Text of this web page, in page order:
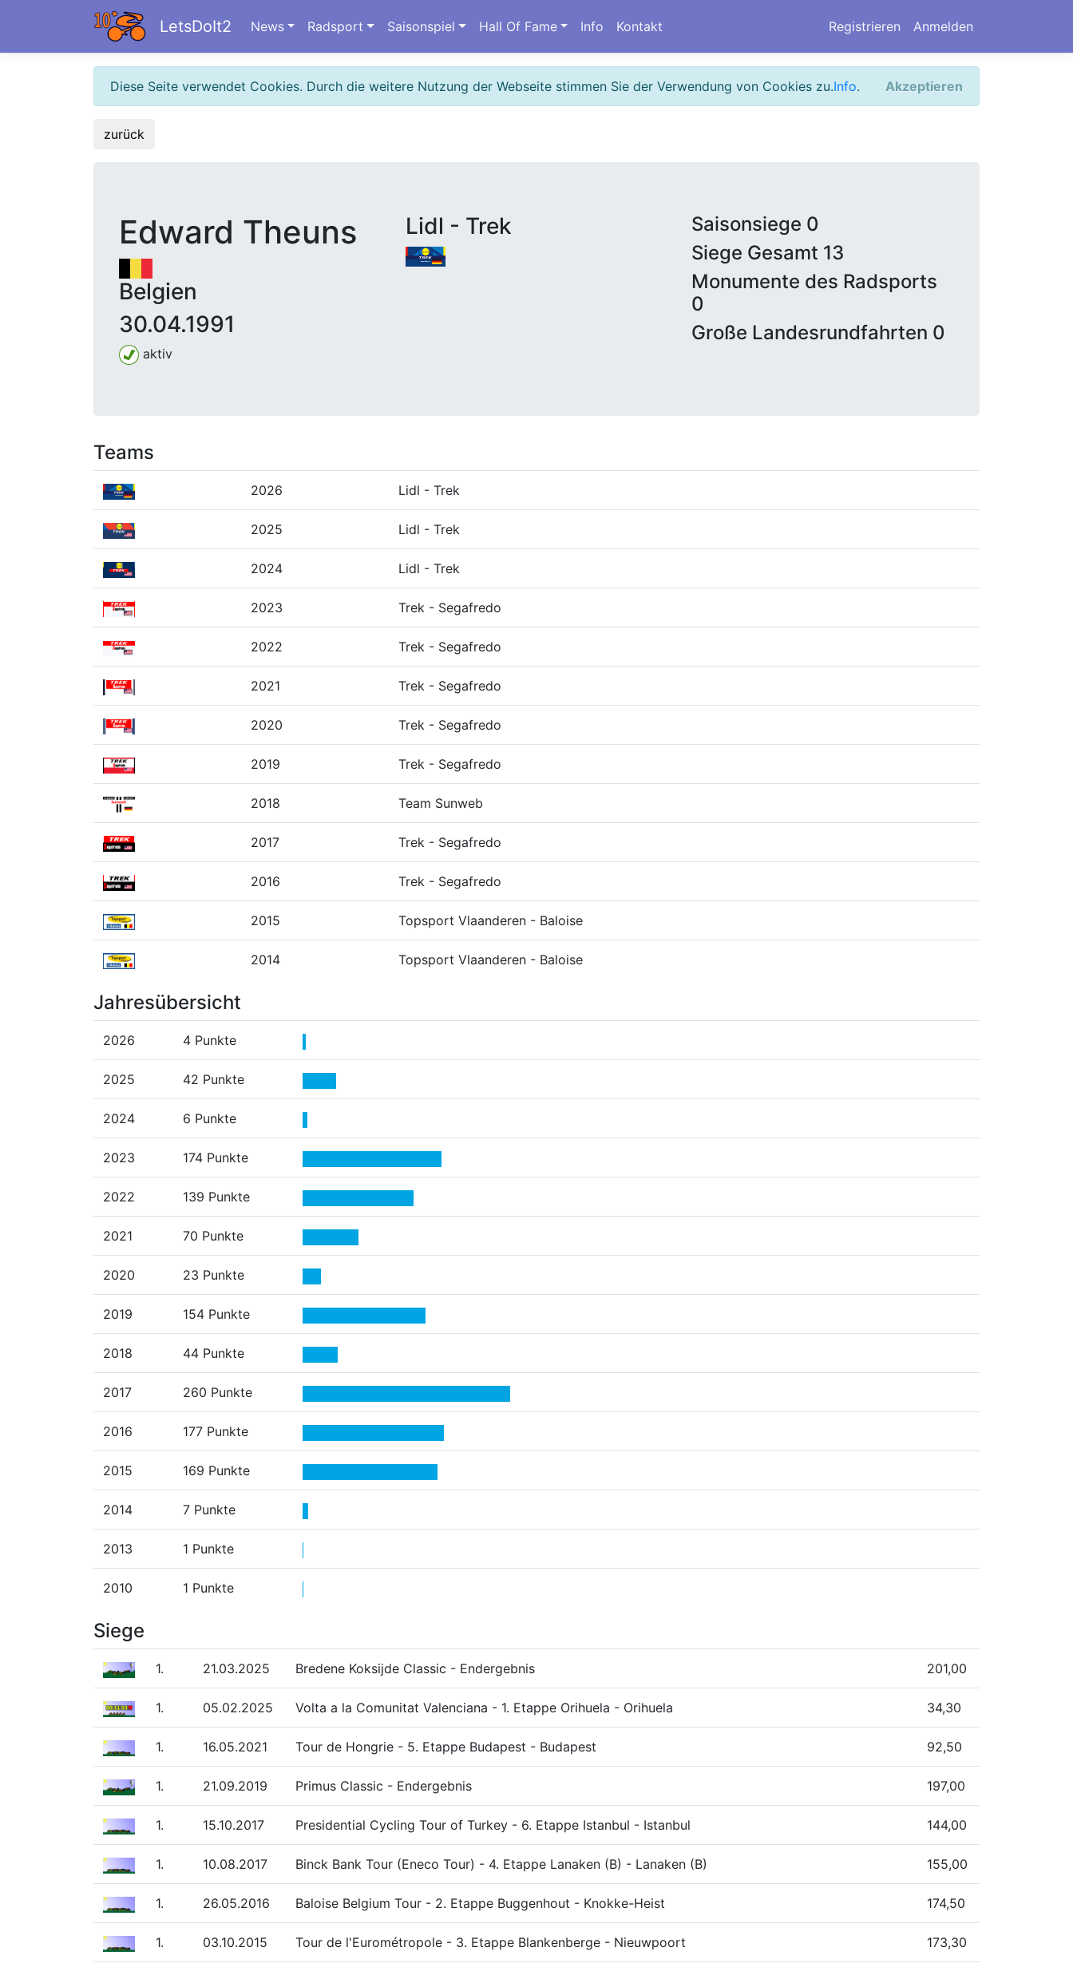
LetsDoIt2 Registrieren Anmelden
News Radsport Saisonspiel Hall Of Fame Info Kontakt
Diese Seite verwendet Cookies. Durch die weitere Nutzung der Webseite stimmen Sie der Verwendung von Cookies zu.Info. Akzeptieren
zurück
Edward Theuns
Belgien
30.04.1991
aktiv
Lidl - Trek
Saisonsiege 0
Siege Gesamt 13
Monumente des Radsports
0
Große Landesrundfahrten 0
Teams
2026 Lidl - Trek
2025 Lidl - Trek
2024 Lidl - Trek
2023 Trek - Segafredo
2022 Trek - Segafredo
2021 Trek - Segafredo
2020 Trek - Segafredo
2019 Trek - Segafredo
2018 Team Sunweb
2017 Trek - Segafredo
2016 Trek - Segafredo
2015 Topsport Vlaanderen - Baloise
2014 Topsport Vlaanderen - Baloise
Jahresübersicht
2026 4 Punkte
2025 42 Punkte
2024 6 Punkte
2023 174 Punkte
2022 139 Punkte
2021 70 Punkte
2020 23 Punkte
2019 154 Punkte
2018 44 Punkte
2017 260 Punkte
2016 177 Punkte
2015 169 Punkte
2014 7 Punkte
2013 1 Punkte
2010 1 Punkte
Siege
1. 21.03.2025 Bredene Koksijde Classic - Endergebnis 201,00
1. 05.02.2025 Volta a la Comunitat Valenciana - 1. Etappe Orihuela - Orihuela 34,30
1. 16.05.2021 Tour de Hongrie - 5. Etappe Budapest - Budapest 92,50
1. 21.09.2019 Primus Classic - Endergebnis 197,00
1. 15.10.2017 Presidential Cycling Tour of Turkey - 6. Etappe Istanbul - Istanbul 144,00
1. 10.08.2017 Binck Bank Tour (Eneco Tour) - 4. Etappe Lanaken (B) - Lanaken (B) 155,00
1. 26.05.2016 Baloise Belgium Tour - 2. Etappe Buggenhout - Knokke-Heist 174,50
1. 03.10.2015 Tour de l'Eurométropole - 3. Etappe Blankenberge - Nieuwpoort 173,30